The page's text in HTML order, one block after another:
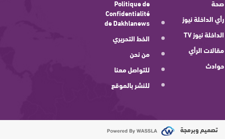
صحة
رأي الداخلة نيوز
الداخلة نيوز TV
مقالات الرأي
حوادث
Politique de
Confidentialité
de Dakhlanews
الخط التحريري
من نحن
للتواصل معنا
للنشر بالموقع
تصميم وبرمجة